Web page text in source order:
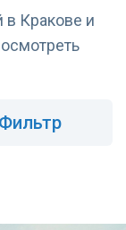
в Кракове и
Фильтр